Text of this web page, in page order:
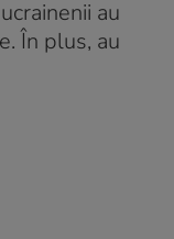
au
În plus, au